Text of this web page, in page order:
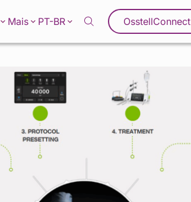
Mais PT-BR OsstellConnect